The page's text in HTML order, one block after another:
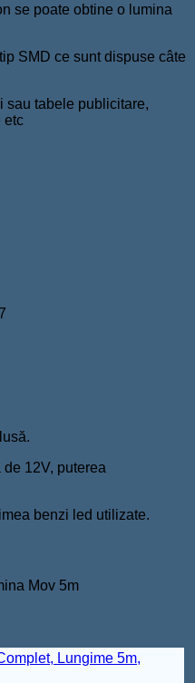
se poate obtine o lumina
SMD ce sunt dispuse câte
sau tabele publicitare,
etc
12V, puterea
benzi led utilizate.
Mov 5m